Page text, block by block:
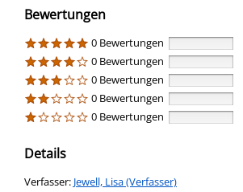
Bewertungen
0 Bewertungen
0 Bewertungen
0 Bewertungen
0 Bewertungen
0 Bewertungen
Details
Verfasser: Suche nach diesem Verfasser
Jewell, Lisa (Verfasser)